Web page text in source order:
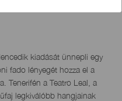
kiadását ünnepli egy
fado lényegét hozza el a
Tenerifén a Teatro Leal, a
legkiválóbb hangjainak